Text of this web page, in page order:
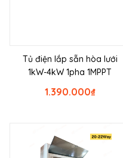
Tủ điện lắp sẵn hòa lưới
1kW-4kW 1pha 1MPPT
₫
1.390.000